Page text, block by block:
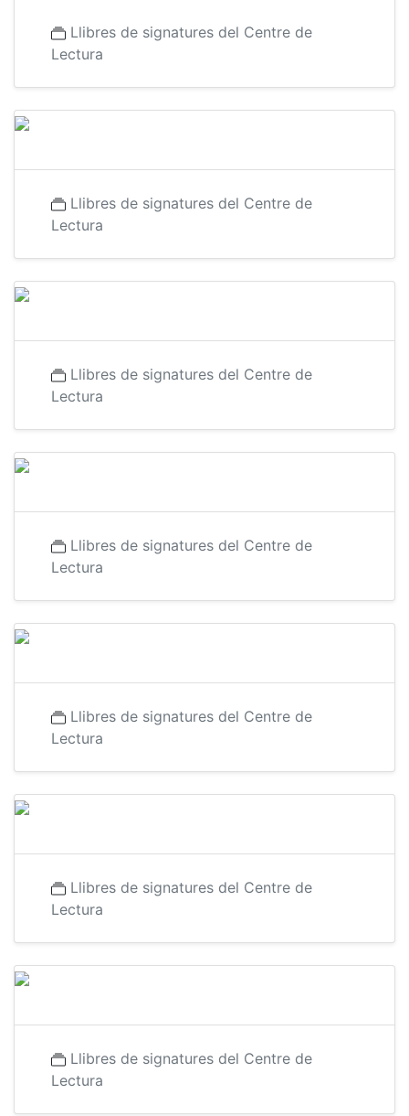
Llibres de signatures del Centre de
Lectura
Llibres de signatures del Centre de
Lectura
Llibres de signatures del Centre de
Lectura
Llibres de signatures del Centre de
Lectura
Llibres de signatures del Centre de
Lectura
Llibres de signatures del Centre de
Lectura
Llibres de signatures del Centre de
Lectura